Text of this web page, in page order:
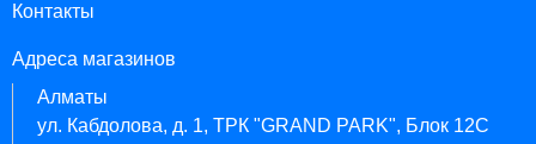
Контакты
Адреса магазинов
Алматы
ул. Кабдолова, д. 1, ТРК "GRAND PARK", Блок 12C